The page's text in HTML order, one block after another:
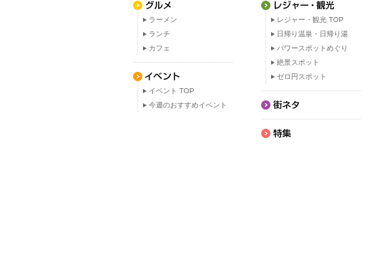
ラーメン
ランチ
カフェ
イベント TOP
今週のおすすめイベント
レジャー・観光 TOP
日帰り温泉・日帰り湯
パワースポットめぐり
絶景スポット
ゼロ円スポット